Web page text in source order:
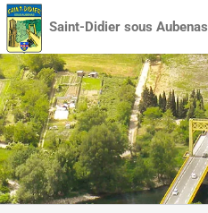
Passer
au
contenu
Saint-Didier sous Aubenas